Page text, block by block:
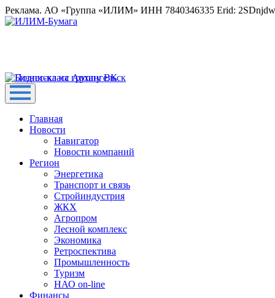
Реклама. АО «Группа «ИЛИМ» ИНН 7840346335 Erid:
Главная
Новости
Навигатор
Новости компаний
Регион
Энергетика
Транспорт и связь
Стройиндустрия
ЖКХ
Агропром
Лесной комплекс
Экономика
Ретроспектива
Промышленность
Туризм
НАО on-line
Финансы